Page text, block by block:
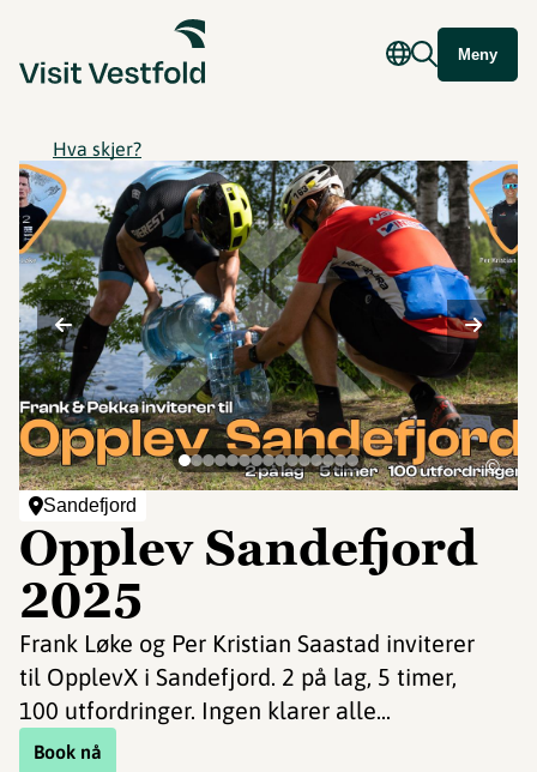
Meny
Hva skjer?
Sandefjord
Opplev Sandefjord
2025
Frank Løke og Per Kristian Saastad inviterer
til OpplevX i Sandefjord. 2 på lag, 5 timer,
100 utfordringer. Ingen klarer alle...
Book nå
©